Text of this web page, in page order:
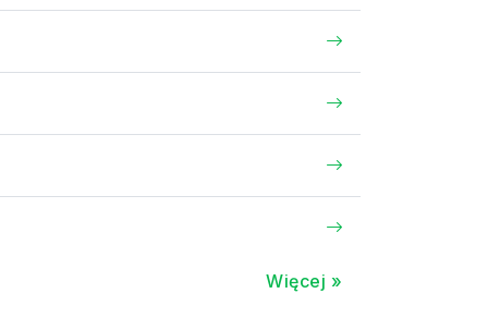
Więcej »